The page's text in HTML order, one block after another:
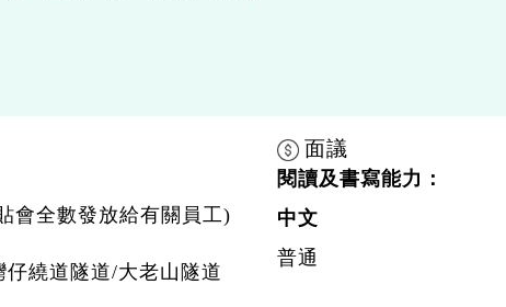
會全數發放給有關員工)
繞道隧道/大老山隧道
面議
閱讀及書寫能力：
中文
普通